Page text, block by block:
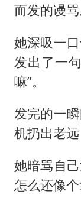
而发的谩骂
她深吸一
发出了一
嘛”。
发完的一
机扔出老
她暗骂自
怎么还像